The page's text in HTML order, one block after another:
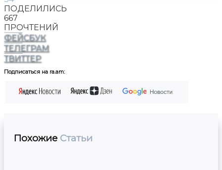
ПОДЕЛИЛИСЬ
667
ПРОЧТЕНИЙ
ФЕЙСБУК
ТЕЛЕГРАМ
ТВИТТЕР
Подписаться на ra.am:
Похожие Статьи